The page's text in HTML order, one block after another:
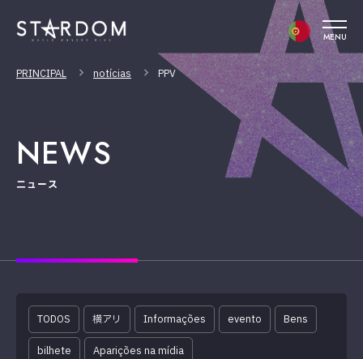
MENU
PRINCIPAL notícias PPV
NEWS
ニュース
TODOS 横アリ Informações evento Bens
bilhete Aparições na mídia